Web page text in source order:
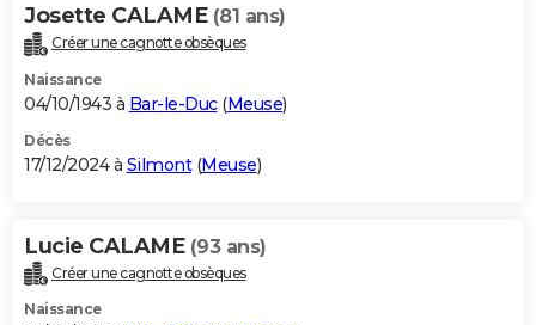
Josette CALAME (81 ans)
Créer une cagnotte obsèques
Naissance
04/10/1943 à Bar-le-Duc(Meuse)
Décès
17/12/2024 à Silmont(Meuse)
Lucie CALAME (93 ans)
Créer une cagnotte obsèques
Naissance